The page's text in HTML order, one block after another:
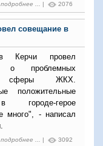
подробнее ... | 2076
совещание в
Керчи провел
о проблемных
сферы ЖКХ.
положительные
городе-герое
много", - написал
подробнее ... | 3092